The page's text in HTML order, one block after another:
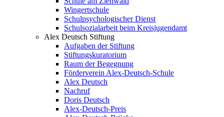
Wingertschule
Schulpsychologischer Dienst
Schulsozialarbeit beim Kreisjugendamt
Alex Deutsch Stiftung
Aufgaben der Stiftung
Stiftungskuratorium
Raum der Begegnung
Förderverein Alex-Deutsch-Schule
Alex Deutsch
Nachruf
Doris Deutsch
Alex-Deutsch-Preis